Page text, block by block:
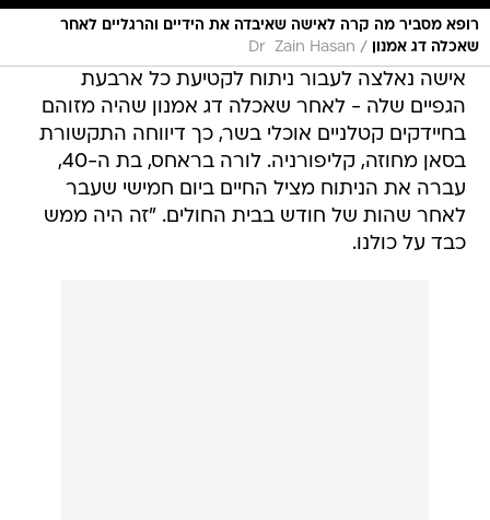
רופא מסביר מה קרה לאישה שאיבדה את הידיים והרגליים לאחר
שאכלה דג אמנון
/
Dr Zain Hasan
אישה נאלצה לעבור ניתוח לקטיעת כל ארבעת
הגפיים שלה - לאחר שאכלה דג אמנון שהיה מזוהם
בחיידקים קטלניים אוכלי בשר, כך דיווחה התקשורת
בסאן מחוזה, קליפורניה. לורה בראחס, בת ה-40,
עברה את הניתוח מציל החיים ביום חמישי שעבר
לאחר שהות של חודש בבית החולים. "זה היה ממש
כבד על כולנו.